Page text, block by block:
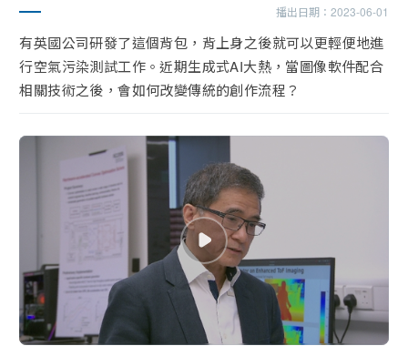
播出日期： 2023-06-01
有英國公司研發了這個背包，背上身之後就可以更輕便地進
行空氣污染測試工作。近期生成式AI大熱，當圖像軟件配合
相關技術之後，會如何改變傳統的創作流程？